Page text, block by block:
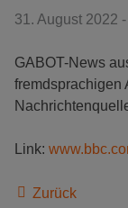
31. August 2022
GABOT-News
fremdsprachigen
Link:
Zurück